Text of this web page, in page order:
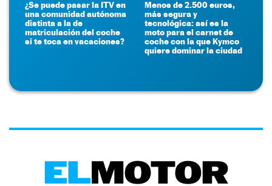
¿Se puede pasar la ITV en
una comunidad autónoma
distinta a la de
matriculación del coche
si te toca en vacaciones?
Menos de 2.500 euros,
más segura y
tecnológica: así es la
moto para el carnet de
coche con la que Kymco
quiere dominar la ciudad